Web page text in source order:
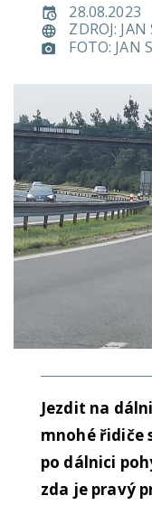
28.08.2023
ZDROJ:
FOTO: JAN
Jezdit na
mnohé řidiče
po dálnici
zda je pravý